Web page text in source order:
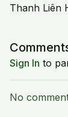
Thanh Liên
Sign In to
No